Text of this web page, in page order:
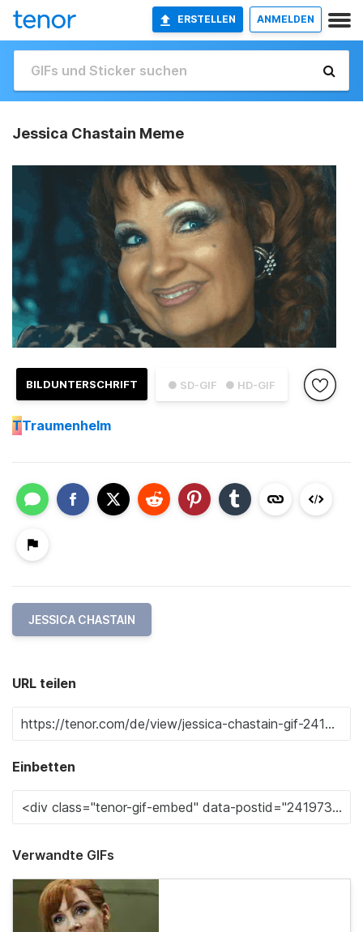
ERSTELLEN ANMELDEN
Jessica Chastain Meme
● SD-GIF ● HD-GIF
BILDUNTERSCHRIFT
TTraumenhelm
JESSICA CHASTAIN
URL teilen
Einbetten
Verwandte GIFs